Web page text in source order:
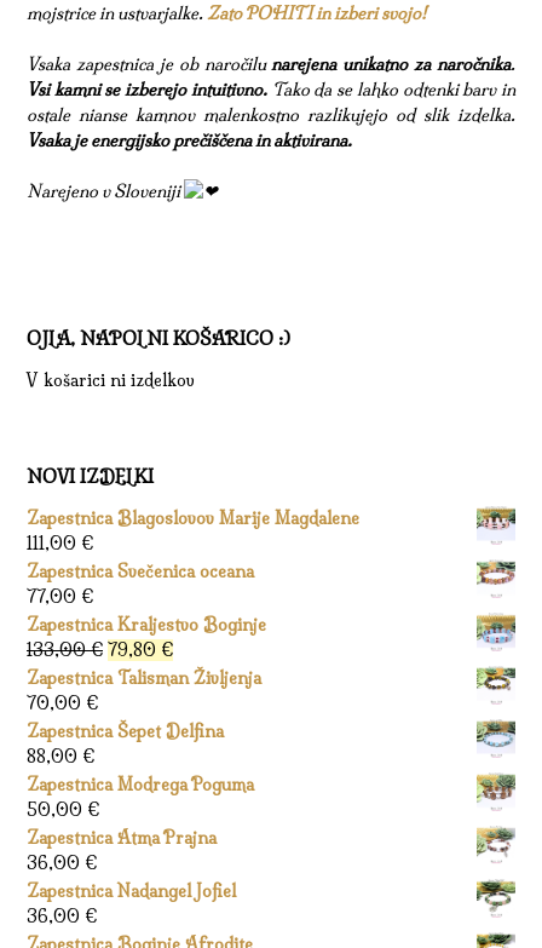
mojstrice in ustvarjalke.Zato POHITI in izberi svojo!
Vsaka zapestnica je ob naročilunarejena unikatno za naročnika.
Vsi kamni se izberejo intuitivno.Tako da se lahko odtenki barv in
ostale nianse kamnov malenkostno razlikujejo od slik izdelka.
Vsaka je energijsko prečiščena in aktivirana.
Narejeno v Sloveniji
OJLA, NAPOLNI KOŠARICO :)
V košarici ni izdelkov
NOVI IZDELKI
Zapestnica Blagoslovov Marije Magdalene
111,00 €
Zapestnica Svečenica oceana
77,00 €
Zapestnica Kraljestvo Boginje
133,00€ Izvirna
cena
bila:
79,80 €Trenutna
cena
79,80 €.
Zapestnica Talisman Življenja
70,00 €
Zapestnica Šepet Delfina
88,00 €
Zapestnica Modrega Poguma
50,00 €
Zapestnica Atma Prajna
36,00 €
Zapestnica Nadangel Jofiel
36,00 €